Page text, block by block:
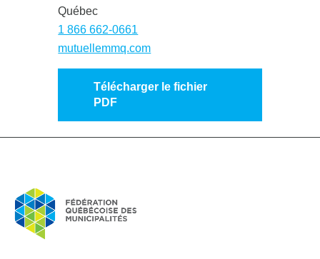
Québec
1 866 662-0661
mutuellemmq.com
Télécharger le fichier
PDF